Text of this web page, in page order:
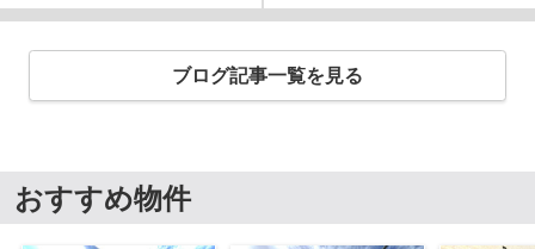
ブログ記事一覧を見る
おすすめ物件